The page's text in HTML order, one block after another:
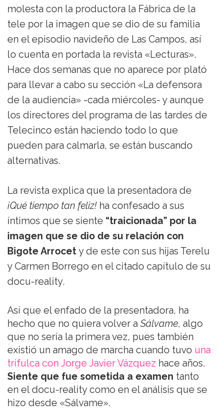
molesta con la productora la Fábrica de la
tele por la imagen que se dio de su familia
en el episodio navideño de Las Campos, así
lo cuenta en portada la revista «Lecturas».
Hace dos semanas que no aparece por plató
para llevar a cabo su sección «La defensora
de la audiencia» -cada miércoles- y aunque
los directores del programa de las tardes de
Telecinco están haciendo todo lo que
pueden para calmarla, se están buscando
alternativas.
La revista explica que la presentadora de
¡Qué tiempo tan feliz! ha confesado a sus
íntimos que se siente “traicionada” por la
imagen que se dio de su relación con
Bigote Arrocet y de este con sus hijas Terelu
y Carmen Borrego en el citado capítulo de su
docu-reality.
Así que el enfado de la presentadora, ha
hecho que no quiera volver a Sálvame, algo
que no sería la primera vez, pues también
existió un amago de marcha cuando tuvo una
trifulca con Jorge Javier Vázquez hace años.
Siente que fue sometida a examen tanto
en el docu-reality como en el análisis que se
hizo desde «Sálvame».